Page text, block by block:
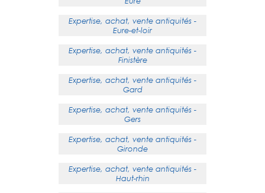
Expertise, achat, vente antiquités -
Eure-et-loir
Expertise, achat, vente antiquités -
Finistère
Expertise, achat, vente antiquités -
Gard
Expertise, achat, vente antiquités -
Gers
Expertise, achat, vente antiquités -
Gironde
Expertise, achat, vente antiquités -
Haut-rhin